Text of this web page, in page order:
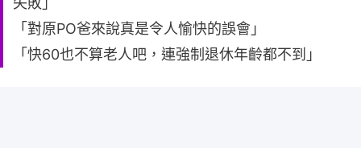
「對原PO爸來說真是令人愉快的誤會」
「快60也不算老人吧，連強制退休年齡都不到」